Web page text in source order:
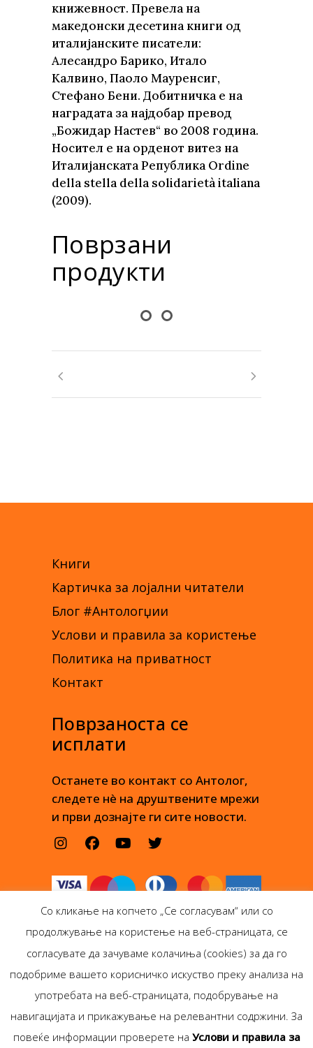
книжевност. Превела на
македонски десетина книги од
италијанските писатели:
Алесандро Барико, Итало
Калвино, Паоло Мауренсиг,
Стефано Бени. Добитничка е на
наградата за најдобар превод
„Божидар Настев“ во 2008 година.
Носител е на орденот витез на
Италијанската Република Ordine
della stella della solidarietà italiana
(2009).
Поврзани
продукти
Книги
Картичка за лојални читатели
Блог #Антологџии
Услови и правила за користење
Политика на приватност
Контакт
Поврзаноста се
исплати
Останете во контакт со Антолог,
следете нè на друштвените мрежи
и први дознајте ги сите новости.
Антолог Боокс дооел
Copyright © Antolog
Со кликање на копчето „Се согласувам“ или со
продолжување на користење на веб-страницата, се
согласувате да зачуваме колачиња (cookies) за да го
подобриме вашето корисничко искуство преку анализа на
употребата на веб-страницата, подобрување на
навигацијата и прикажување на релевантни содржини. За
повеќе информации проверете на Услови и правила за